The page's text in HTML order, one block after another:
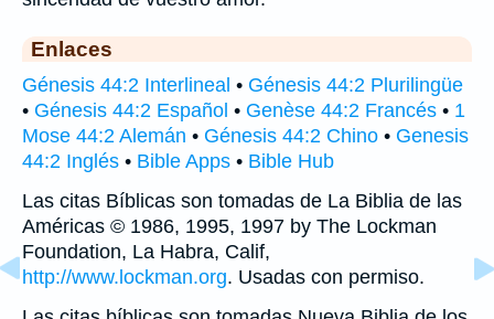
Enlaces
Génesis 44:2 Interlineal • Génesis 44:2 Plurilingüe
• Génesis 44:2 Español • Genèse 44:2 Francés • 1
Mose 44:2 Alemán • Génesis 44:2 Chino • Genesis
44:2 Inglés • Bible Apps • Bible Hub
Las citas Bíblicas son tomadas de La Biblia de las
Américas © 1986, 1995, 1997 by The Lockman
Foundation, La Habra, Calif,
http://www.lockman.org. Usadas con permiso.